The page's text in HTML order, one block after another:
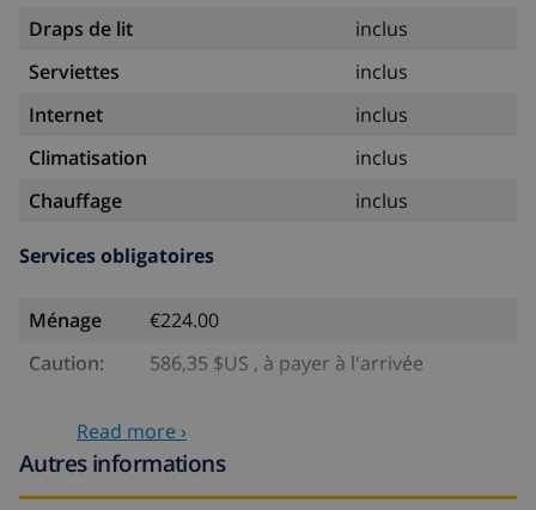
Draps de lit
inclus
Serviettes
inclus
Internet
inclus
Climatisation
inclus
Chauffage
inclus
Services obligatoires
Ménage
€224.00
Caution:
586,35 $US , à payer à l'arrivée
Services optionnels
Read more ›
Autres informations